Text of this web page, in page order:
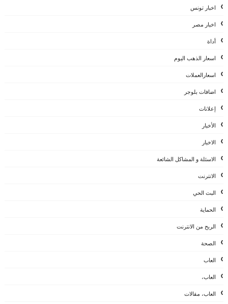
اخبار تونس
اخبار مصر
أداة
اسعار الذهب اليوم
اسعارالعملات
اضافات بلوجر
إعلانات
الأخبار
الاخبار
الاسئلة و المشاكل الشائعة
الانترنت
البث الحي
الحماية
الربح من الانترنت
الصحة
العاب
العاب،
العاب، مقالات